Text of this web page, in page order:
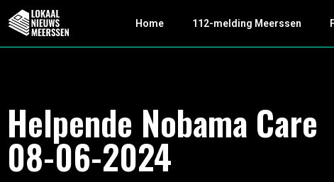
Home 112-melding Meerssen
Helpende Nobama Care
08-06-2024